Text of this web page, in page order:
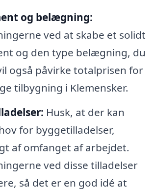
og belægning:
ved at skabe et solidt
og den type belægning, du
også påvirke totalprisen for
tilbygning i Klemensker.
Husk, at der kan
for byggetilladelser,
af omfanget af arbejdet.
ved disse tilladelser
så det er en god idé at